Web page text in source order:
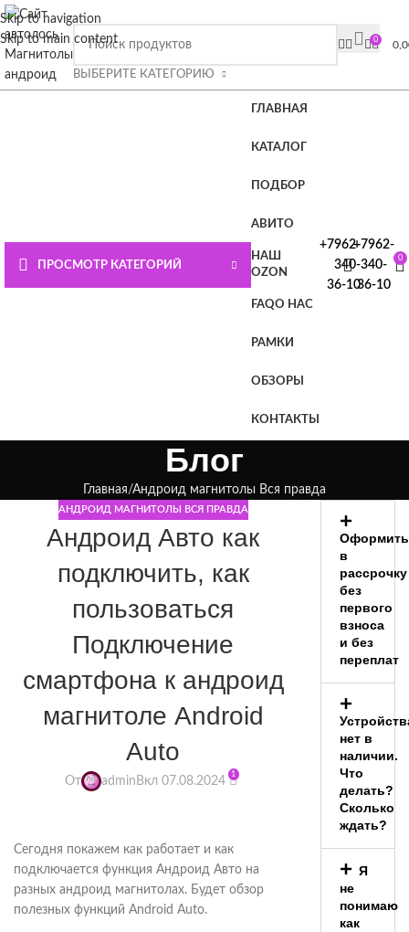
Skip to navigation
Skip to main content
ВЫБЕРИТЕ КАТЕГОРИЮ
0
ПРОСМОТР КАТЕГОРИЙ
ГЛАВНАЯ
КАТАЛОГ
ПОДБОР
АВИТО
НАШ
OZON
FAQО НАС
РАМКИ
ОБЗОРЫ
КОНТАКТЫ
+7962-
340-
36-10
+7962-
340-
36-10
0
Блог
Главная Андроид магнитолы Вся правда
АНДРОИД МАГНИТОЛЫ ВСЯ ПРАВДА
Андроид Авто как
подключить, как
пользоваться
Подключение
смартфона к андроид
магнитоле Android
Auto
От admin Вкл 07.08.2024 1
Сегодня покажем как работает и как
подключается функция Андроид Авто на
разных андроид магнитолах. Будет обзор
полезных функций Android Auto.
Оформить
в
рассрочку
без
первого
взноса
и без
переплат
нет в
наличии.
Что
делать?
Сколько
ждать?
Я
не
понимаю
как
ВНИМАНИЕ СЮДА!!!! При покупке магнитолы Плюс или
Премиум лицензия в подарок.
странице или нажмите СЮДА